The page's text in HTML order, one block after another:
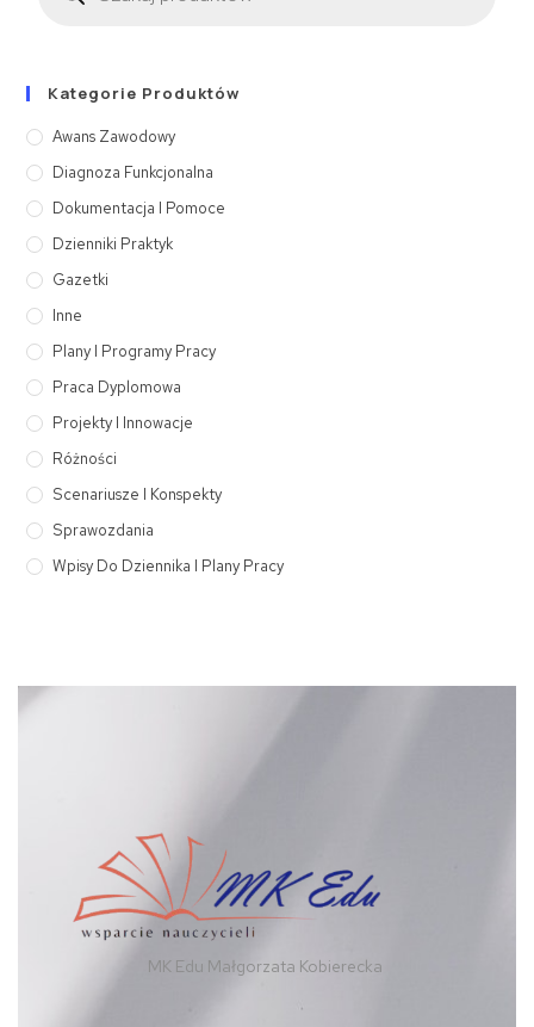
Kategorie Produktów
Awans Zawodowy
Diagnoza Funkcjonalna
Dokumentacja I Pomoce
Dzienniki Praktyk
Gazetki
Inne
Plany I Programy Pracy
Praca Dyplomowa
Projekty I Innowacje
Różności
Scenariusze I Konspekty
Sprawozdania
Wpisy Do Dziennika I Plany Pracy
MK Edu Małgorzata Kobierecka